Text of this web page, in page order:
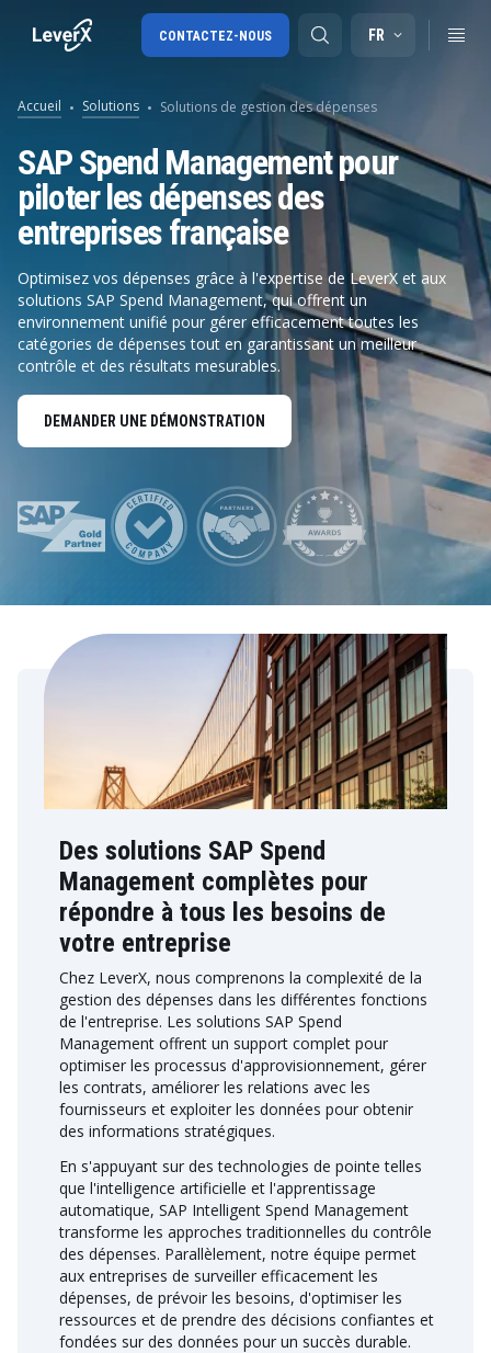
SAP S/4HANA migration
SAP Ariba
Digital Supply Chain
FR
CONTACTEZ-NOUS
Accueil Solutions Solutions de gestion des dépenses
SAP Spend Management pour
piloter les dépenses des
entreprises française
Optimisez vos dépenses grâce à l'expertise de LeverX et aux
solutions SAP Spend Management, qui offrent un
environnement unifié pour gérer efficacement toutes les
catégories de dépenses tout en garantissant un meilleur
contrôle et des résultats mesurables.
DEMANDER UNE DÉMONSTRATION
Des solutions SAP Spend
Management complètes pour
répondre à tous les besoins de
votre entreprise
Chez LeverX, nous comprenons la complexité de la
gestion des dépenses dans les différentes fonctions
de l'entreprise. Les solutions SAP Spend
Management offrent un support complet pour
optimiser les processus d'approvisionnement, gérer
les contrats, améliorer les relations avec les
fournisseurs et exploiter les données pour obtenir
des informations stratégiques.
En s'appuyant sur des technologies de pointe telles
que l'intelligence artificielle et l'apprentissage
automatique, SAP Intelligent Spend Management
transforme les approches traditionnelles du contrôle
des dépenses. Parallèlement, notre équipe permet
aux entreprises de surveiller efficacement les
dépenses, de prévoir les besoins, d'optimiser les
ressources et de prendre des décisions confiantes et
fondées sur des données pour un succès durable.